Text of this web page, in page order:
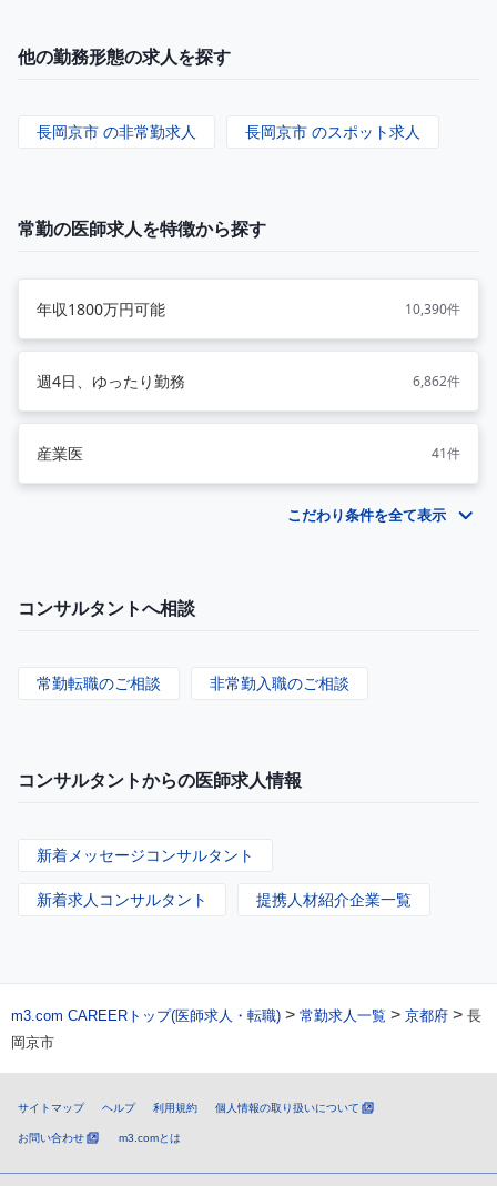
他の勤務形態の求人を探す
長岡京市 の非常勤求人 長岡京市 のスポット求人
常勤の医師求人を特徴から探す
年収1800万円可能 10,390件
週4日、ゆったり勤務 6,862件
産業医 41件
こだわり条件を全て表示
コンサルタントへ相談
常勤転職のご相談 非常勤入職のご相談
コンサルタントからの医師求人情報
新着メッセージコンサルタント
新着求人コンサルタント 提携人材紹介企業一覧
m3.com CAREERトップ(医師求人・転職) > 常勤求人一覧 > 京都府 > 長
岡京市
サイトマップ ヘルプ 利用規約 個人情報の取り扱いについて
お問い合わせ m3.comとは